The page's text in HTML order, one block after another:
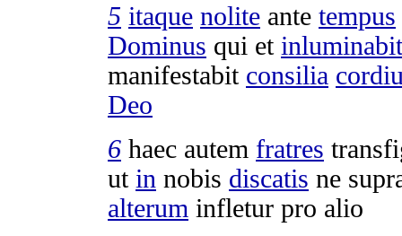
5 itaque nolite ante tempus
Dominus qui et inluminabit
manifestabit consilia
Deo
6 haec autem fratres
ut in nobis discatis ne
alterum infletur pro alio